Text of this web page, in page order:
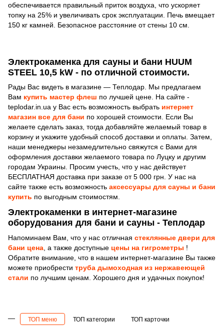
обеспечивается правильный приток воздуха, что ускоряет
топку на 25% и увеличивать срок эксплуатации. Печь вмещает
150 кг камней. Безопасное расстояние от стены 10 см.
Электрокаменка для сауны и бани HUUM
STEEL 10,5 kW - по отличной стоимости.
Рады Вас видеть в магазине — Теплодар. Мы предлагаем
Вам купить мастер флеш по лучшей цене. На сайте -
teplodar.in.ua у Вас есть возможность выбрать интернет
магазин все для бани по хорошей стоимости. Если Вы
желаете сделать заказ, тогда добавляйте желаемый товар в
корзину и укажите удобный способ доставки и оплаты. Затем,
наши менеджеры незамедлительно свяжутcя с Вами для
оформления доставки желаемого товара по Луцку и другим
городам Украины. Просим учесть, что у нас действует
БЕСПЛАТНАЯ доставка при заказе от 5 000 грн. У нас на
сайте также есть возможность аксессуары для сауны и бани
купить по выгодным стоимостям.
Электрокаменки в интернет-магазине
оборудования для бани и сауны - Теплодар
Напоминаем Вам, что у нас отличная стеклянные двери для
бани цена , а также доступные цены на гигрометры !
Обратите внимание, что в нашем интернет-магазине Вы также
можете приобрести труба дымоходная из нержавеющей
стали по лучшим ценам. Хорошего дня и удачных покупок!
ТОП меню ТОП категории
ТОП карточки